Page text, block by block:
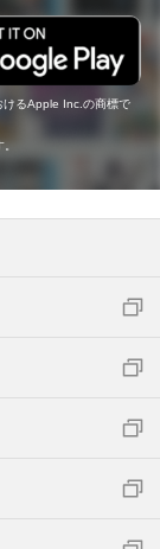
るApple Inc.の商標で